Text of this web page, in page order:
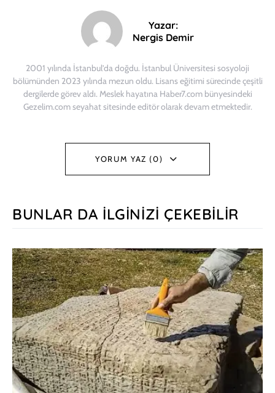
Yazar:
Nergis Demir
2001 yılında İstanbul’da doğdu. İstanbul Üniversitesi sosyoloji
bölümünden 2023 yılında mezun oldu. Lisans eğitimi sürecinde çeşitli
dergilerde görev aldı. Meslek hayatına Haber7.com bünyesindeki
Gezelim.com seyahat sitesinde editör olarak devam etmektedir.
YORUM YAZ (0)
BUNLAR DA İLGINIZI ÇEKEBILIR